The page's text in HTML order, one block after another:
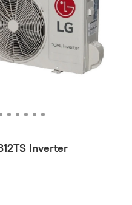
Inverter